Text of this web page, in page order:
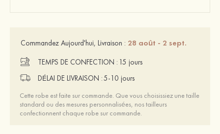
Commandez Aujourd'hui, Livraison : 28 août - 2 sept.
TEMPS DE CONFECTION : 15 jours
DÉLAI DE LIVRAISON :5-10 jours
Cette robe est faite sur commande. Que vous choisissiez une taille
standard ou des mesures personnalisées, nos tailleurs
confectionnent chaque robe sur commande.